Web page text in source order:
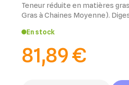
Teneur réduite en matières
Gras à Chaines Moyenne).
En stock
81,89 €